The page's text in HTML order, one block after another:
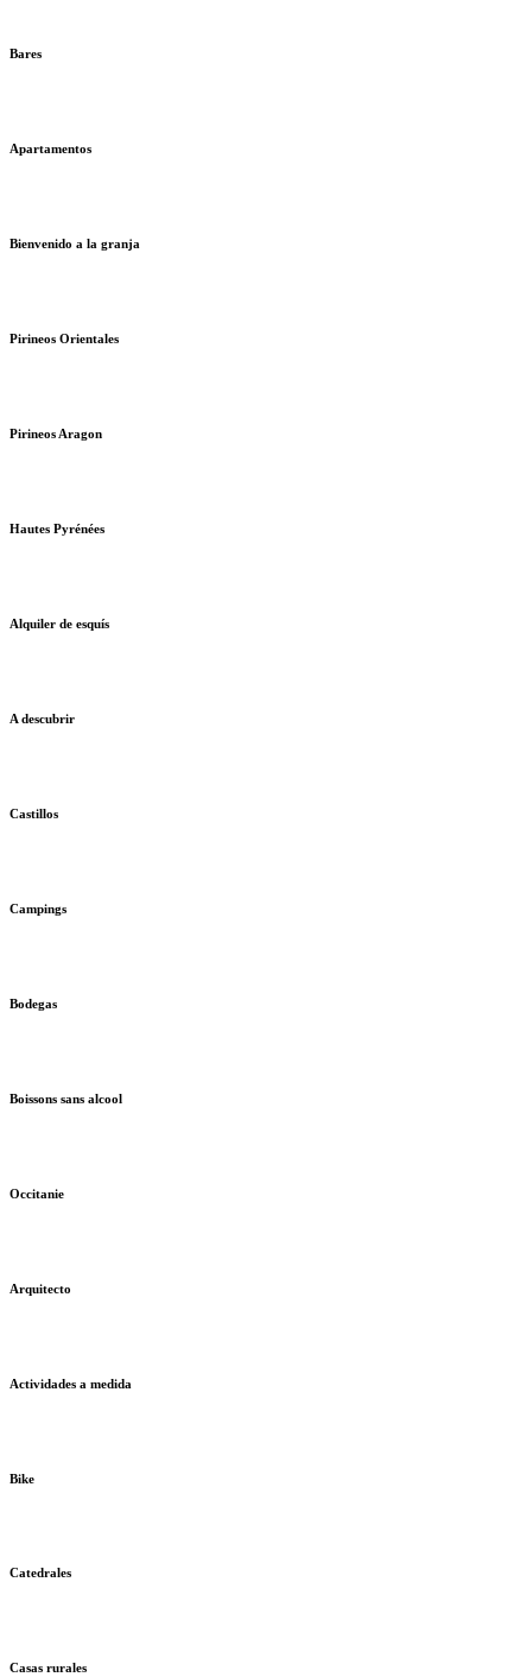
Bares
Apartamentos
Bienvenido a la granja
Pirineos Orientales
Pirineos Aragon
Hautes Pyrénées
Alquiler de esquís
A descubrir
Castillos
Campings
Bodegas
Boissons sans alcool
Occitanie
Arquitecto
Actividades a medida
Bike
Catedrales
Casas rurales